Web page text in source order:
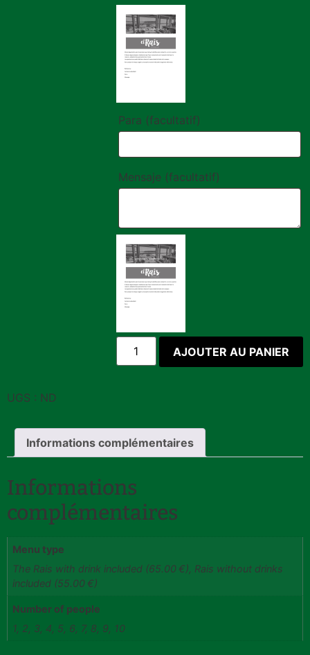
Para (facultatif)
Mensaje (facultatif)
AJOUTER AU PANIER
UGS : ND
Informations complémentaires
Informations
complémentaires
Menu type
The Rais with drink included (65.00 €), Rais without drinks
included (55.00 €)
Number of people
1, 2, 3, 4, 5, 6, 7, 8, 9, 10